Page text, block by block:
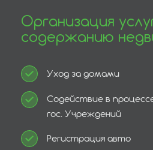
Организация
содержанию
Уход за домами
Содействие в
гос. Учреждений
Регистрация авто